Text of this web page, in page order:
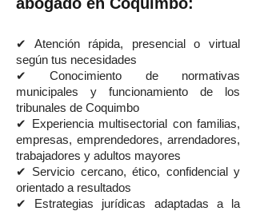
✔ Atención rápida, presencial o virtual
según tus necesidades
✔ Conocimiento de normativas
municipales y funcionamiento de los
tribunales de Coquimbo
✔ Experiencia multisectorial con familias,
empresas, emprendedores, arrendadores,
trabajadores y adultos mayores
✔ Servicio cercano, ético, confidencial y
orientado a resultados
✔ Estrategias jurídicas adaptadas a la